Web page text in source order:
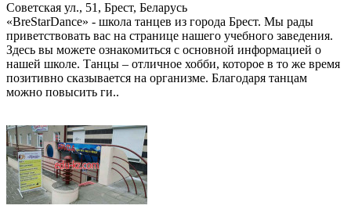
Советская ул., 51, Брест, Беларусь
«BreStarDance» - школа танцев из города Брест. Мы рады
приветствовать вас на странице нашего учебного заведения.
Здесь вы можете ознакомиться с основной информацией о
нашей школе. Танцы – отличное хобби, которое в то же время
позитивно сказывается на организме. Благодаря танцам
можно повысить ги..